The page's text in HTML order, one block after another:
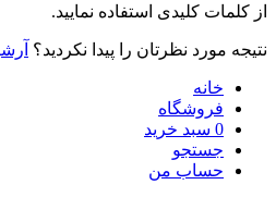
کلیدی استفاده نمایید.
نظرتان را پیدا نکردید؟ آرشیو
سبد خرید
من